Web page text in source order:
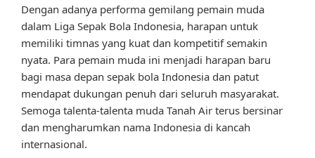
Dengan adanya performa gemilang pemain muda
dalam Liga Sepak Bola Indonesia, harapan untuk
memiliki timnas yang kuat dan kompetitif semakin
nyata. Para pemain muda ini menjadi harapan baru
bagi masa depan sepak bola Indonesia dan patut
mendapat dukungan penuh dari seluruh masyarakat.
Semoga talenta-talenta muda Tanah Air terus bersinar
dan mengharumkan nama Indonesia di kancah
internasional.